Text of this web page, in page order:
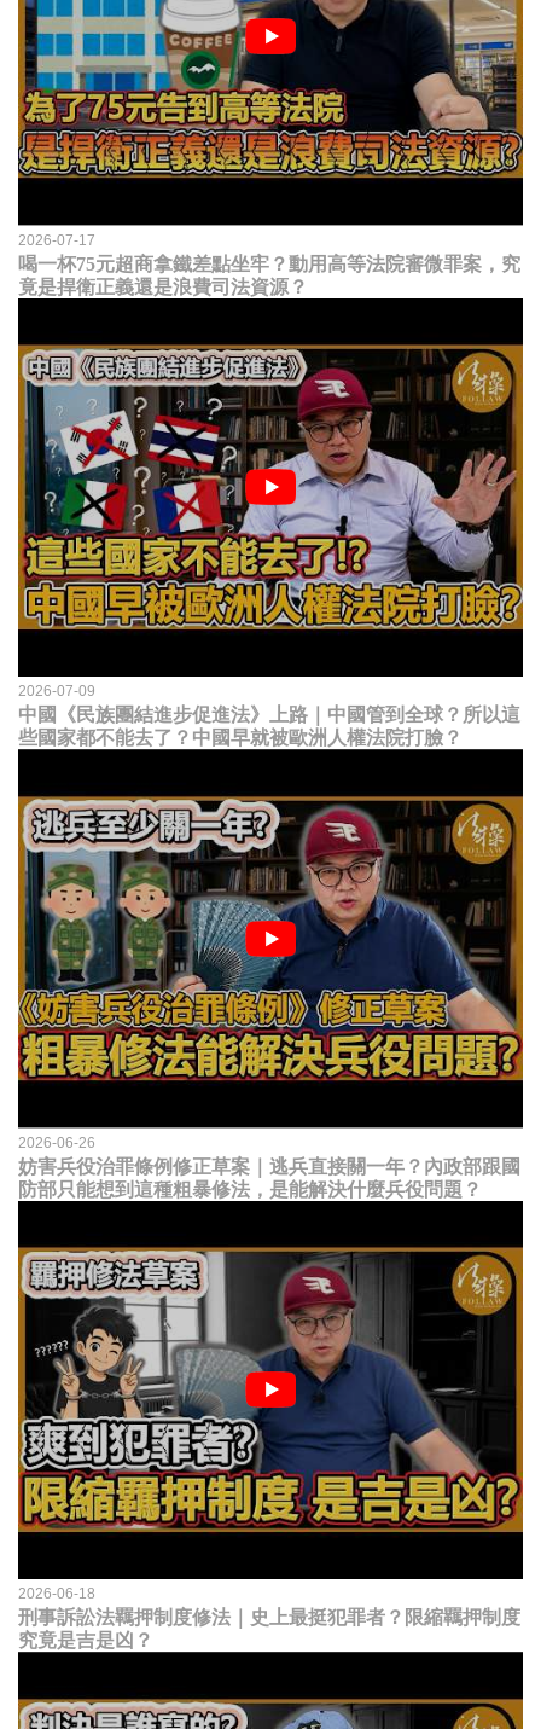
2026-07-17
喝一杯75元超商拿鐵差點坐牢？動用高等法院審微罪案，究
竟是捍衛正義還是浪費司法資源？
2026-07-09
中國《民族團結進步促進法》上路｜中國管到全球？所以這
些國家都不能去了？中國早就被歐洲人權法院打臉？
2026-06-26
妨害兵役治罪條例修正草案｜逃兵直接關一年？內政部跟國
防部只能想到這種粗暴修法，是能解決什麼兵役問題？
2026-06-18
刑事訴訟法羈押制度修法｜史上最挺犯罪者？限縮羈押制度
究竟是吉是凶？